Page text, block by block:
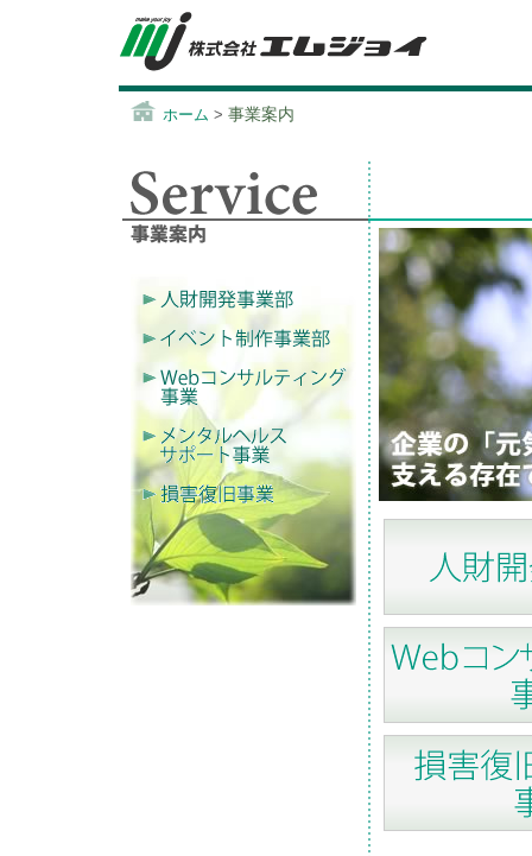
ホーム > 事業案内